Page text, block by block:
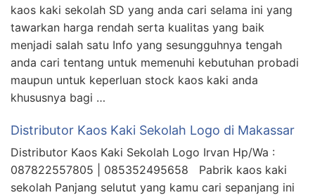
kaos kaki sekolah SD yang anda cari selama ini yang
tawarkan harga rendah serta kualitas yang baik
menjadi salah satu Info yang sesungguhnya tengah
anda cari tentang untuk memenuhi kebutuhan probadi
maupun untuk keperluan stock kaos kaki anda
khususnya bagi …
Distributor Kaos Kaki Sekolah Logo di Makassar
Distributor Kaos Kaki Sekolah Logo Irvan Hp/Wa :
087822557805 | 085352495658 Pabrik kaos kaki
sekolah Panjang selutut yang kamu cari sepanjang ini